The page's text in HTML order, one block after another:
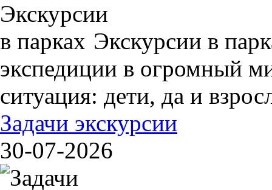
Экскурсии в
экспедиции в огромный
ситуация: дети, да и
Задачи экскурсии
30-07-2026